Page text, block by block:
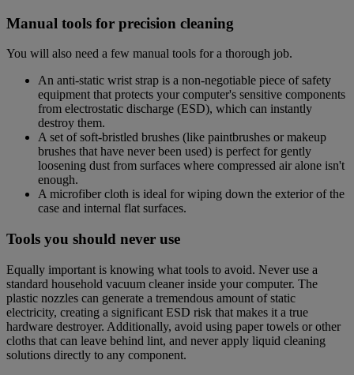
Manual tools for precision cleaning
You will also need a few manual tools for a thorough job.
An anti-static wrist strap is a non-negotiable piece of safety
equipment that protects your computer's sensitive components
from electrostatic discharge (ESD), which can instantly
destroy them.
A set of soft-bristled brushes (like paintbrushes or makeup
brushes that have never been used) is perfect for gently
loosening dust from surfaces where compressed air alone isn't
enough.
A microfiber cloth is ideal for wiping down the exterior of the
case and internal flat surfaces.
Tools you should never use
Equally important is knowing what tools to avoid. Never use a
standard household vacuum cleaner inside your computer. The
plastic nozzles can generate a tremendous amount of static
electricity, creating a significant ESD risk that makes it a true
hardware destroyer. Additionally, avoid using paper towels or other
cloths that can leave behind lint, and never apply liquid cleaning
solutions directly to any component.